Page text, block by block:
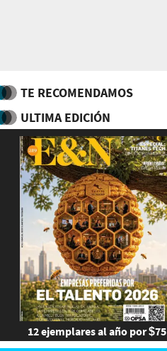
TE RECOMENDAMOS
ULTIMA EDICIÓN
12 ejemplares al año por $75